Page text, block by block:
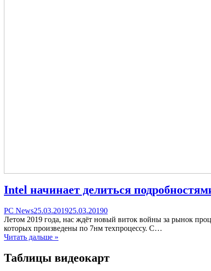
Intel начинает делиться
Categories
PC NewsPosted
on
25.03.201925.03.20190comments
on
Intel
о
Летом 2019 года, нас ждёт новый виток войны за рынок
которых произведены по 7нм техпроцессу. С…
Читать дальше »
Таблицы видеокарт